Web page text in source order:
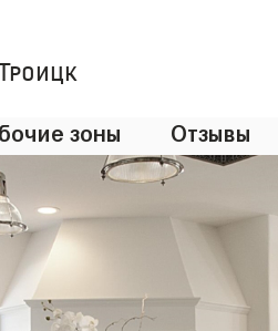
зоны Отзывы